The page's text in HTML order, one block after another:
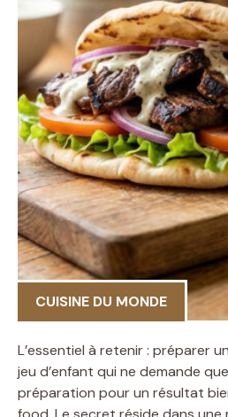
CUISINE DU MONDE
L’essentiel à retenir : préparer
jeu d’enfant qui ne demande
préparation pour un résultat